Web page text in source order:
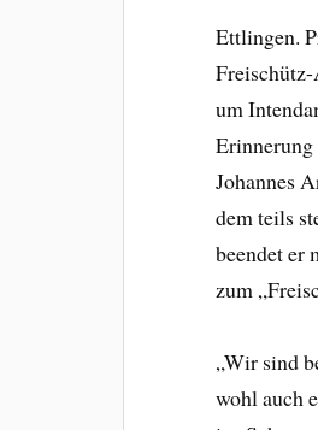
Ettlingen.
um
Johannes
dem teils
beendet er
zum
„Wir sind
wohl auch